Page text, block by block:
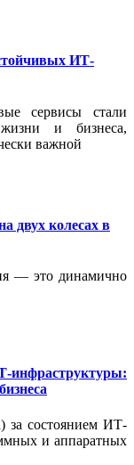
ИТ-
сервисы стали
жизни и бизнеса,
важной
двух колесах в
— это динамично
инфраструктуры:
за состоянием ИТ-
и аппаратных